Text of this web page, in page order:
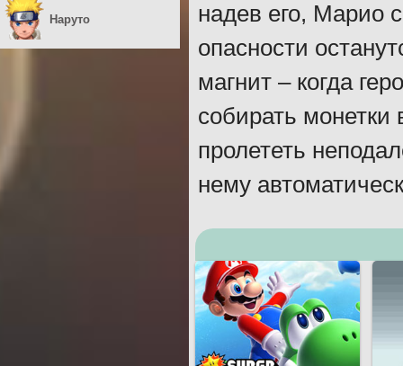
надев его, Марио
опасности
магнит – когда
собирать монетки
пролететь
нему
Наруто